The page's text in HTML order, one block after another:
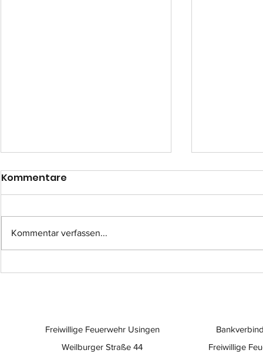
Einsatz-Nr.: 057
Kommentare
Kommentar verfassen...
Freiwillige
Freiwillige Feuerwehr Usingen
Weilburger Straße 44